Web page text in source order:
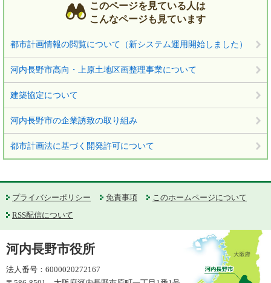
このページを見ている人は
こんなページも見ています
都市計画情報の閲覧について（新システム運用開始しました）
河内長野市高向・上原土地区画整理事業について
建築協定について
河内長野市の企業誘致の取り組み
都市計画法に基づく開発許可について
プライバシーポリシー 免責事項
このホームページについて
RSS配信について
河内長野市役所
法人番号：6000020272167